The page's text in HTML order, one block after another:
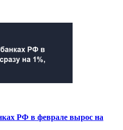
РФ в феврале вырос на